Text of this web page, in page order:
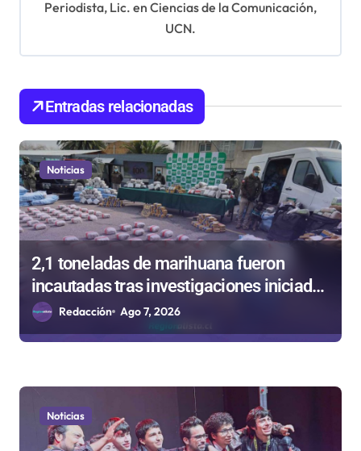
d
n
t
r
a
d
a
Periodista, Lic. en Ciencias de la Comunicación,
UCN.
Entradas relacionadas
Noticias
2,1 toneladas de marihuana fueron
incautadas tras investigaciones iniciadas
en Antofagasta
Redacción Ago 7, 2026
Noticias